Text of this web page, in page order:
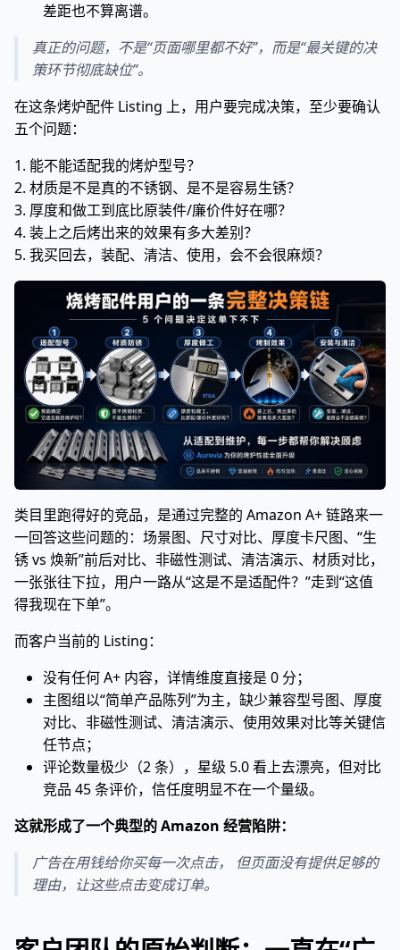
差距也不算离谱。
真正的问题，不是“页面哪里都不好”，而是“最关键的决
策环节彻底缺位”。
在这条烤炉配件 Listing 上，用户要完成决策，至少要确认
五个问题：
1. 能不能适配我的烤炉型号？
2. 材质是不是真的不锈钢、是不是容易生锈？
3. 厚度和做工到底比原装件/廉价件好在哪？
4. 装上之后烤出来的效果有多大差别？
5. 我买回去，装配、清洁、使用，会不会很麻烦？
类目里跑得好的竞品，是通过完整的 Amazon A+ 链路来一
一回答这些问题的：场景图、尺寸对比、厚度卡尺图、“生
锈 vs 焕新”前后对比、非磁性测试、清洁演示、材质对比，
一张张往下拉，用户一路从“这是不是适配件？”走到“这值
得我现在下单”。
而客户当前的 Listing：
没有任何 A+ 内容，详情维度直接是 0 分；
主图组以“简单产品陈列”为主，缺少兼容型号图、厚度
对比、非磁性测试、清洁演示、使用效果对比等关键信
任节点；
评论数量极少（2 条），星级 5.0 看上去漂亮，但对比
竞品 45 条评价，信任度明显不在一个量级。
这就形成了一个典型的 Amazon 经营陷阱：
广告在用钱给你买每一次点击， 但页面没有提供足够的
理由，让这些点击变成订单。